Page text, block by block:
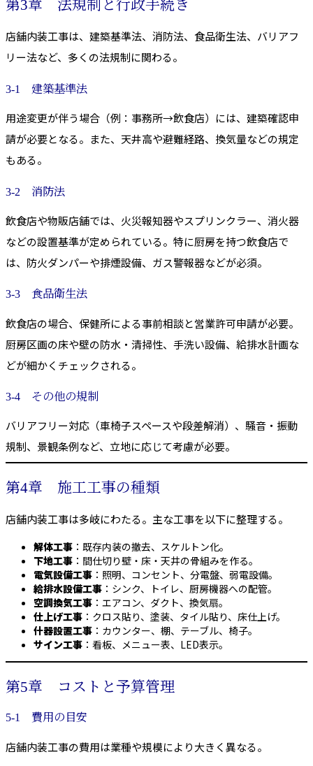
第3章 法規制と行政手続き
店舗内装工事は、建築基準法、消防法、食品衛生法、バリアフ
リー法など、多くの法規制に関わる。
3-1 建築基準法
用途変更が伴う場合（例：事務所→飲食店）には、建築確認申
請が必要となる。また、天井高や避難経路、換気量などの規定
もある。
3-2 消防法
飲食店や物販店舗では、火災報知器やスプリンクラー、消火器
などの設置基準が定められている。特に厨房を持つ飲食店で
は、防火ダンパーや排煙設備、ガス警報器などが必須。
3-3 食品衛生法
飲食店の場合、保健所による事前相談と営業許可申請が必要。
厨房区画の床や壁の防水・清掃性、手洗い設備、給排水計画な
どが細かくチェックされる。
3-4 その他の規制
バリアフリー対応（車椅子スペースや段差解消）、騒音・振動
規制、景観条例など、立地に応じて考慮が必要。
第4章 施工工事の種類
店舗内装工事は多岐にわたる。主な工事を以下に整理する。
解体工事 ：既存内装の撤去、スケルトン化。
下地工事 ：間仕切り壁・床・天井の骨組みを作る。
電気設備工事 ：照明、コンセント、分電盤、弱電設備。
給排水設備工事 ：シンク、トイレ、厨房機器への配管。
空調換気工事 ：エアコン、ダクト、換気扇。
仕上げ工事 ：クロス貼り、塗装、タイル貼り、床仕上げ。
什器設置工事 ：カウンター、棚、テーブル、椅子。
サイン工事 ：看板、メニュー表、LED表示。
第5章 コストと予算管理
5-1 費用の目安
店舗内装工事の費用は業種や規模により大きく異なる。